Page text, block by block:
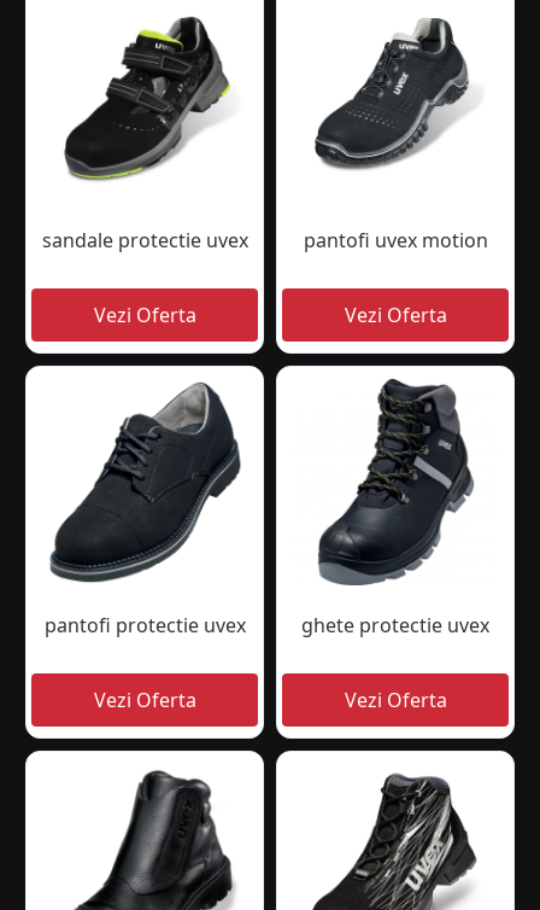
sandale protectie uvex pantofi uvex motion
pantofi protectie uvex ghete protectie uvex